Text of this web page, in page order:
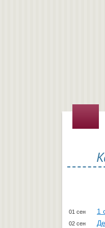
01 сен 1
02 сен